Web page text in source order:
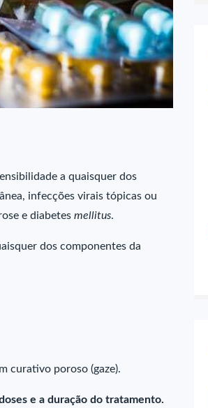
a quaisquer dos
infecções virais tópicas ou
e diabetes mellitus.
dos componentes da
curativo poroso (gaze).
e a duração do tratamento.